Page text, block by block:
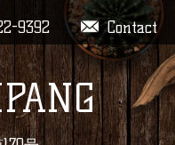
Contact
9392